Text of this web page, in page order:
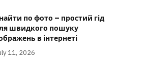
по фото – простий гід
швидкого пошуку
в інтернеті
11, 2026